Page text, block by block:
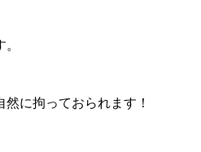
に拘っておられます！